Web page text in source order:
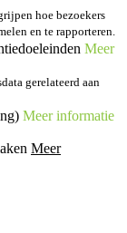
hoe bezoekers
en te rapporteren.
Meer
gerelateerd aan
Meer informatie
Meer